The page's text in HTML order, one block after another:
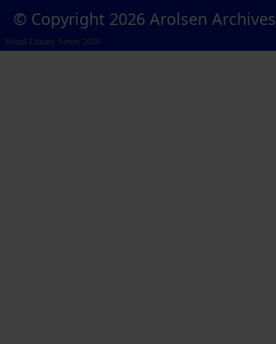
© Copyright 2026 Arolsen Archives
Visual Library Server 2026